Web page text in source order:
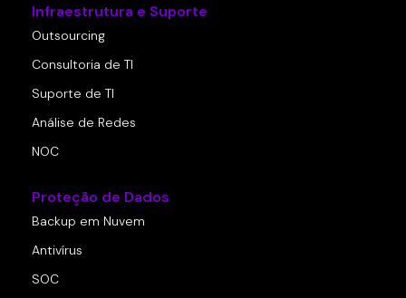
Infraestrutura e Suporte
Outsourcing
Consultoria de TI
Suporte de TI
Análise de Redes
NOC
Proteção de Dados
Backup em Nuvem
Antivírus
SOC